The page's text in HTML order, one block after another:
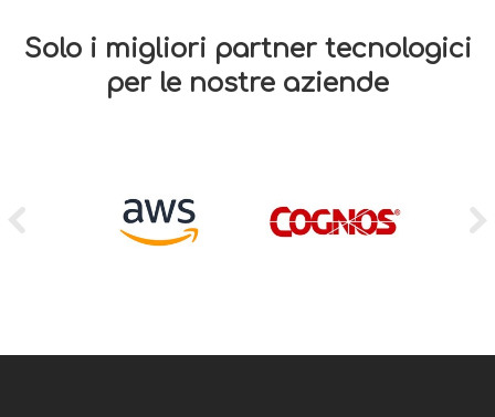
Solo i migliori partner tecnologici
per le nostre aziende